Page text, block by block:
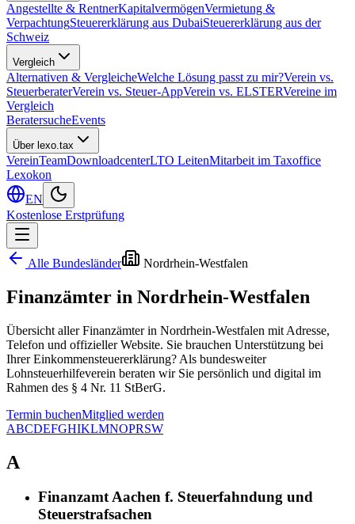
Angestellte & RentnerKapitalvermögenVermietung &
VerpachtungSteuererklärung aus DubaiSteuererklärung aus der
Schweiz
Vergleich
Alternativen & VergleicheWelche Lösung passt zu mir?Verein vs.
SteuerberaterVerein vs. Steuer-AppVerein vs. ELSTERVereine im
Vergleich
BeratersucheEvents
Über lexo.tax
VereinTeamDownloadcenterLTO LeitenMitarbeit im Taxoffice
Lexokon
EN
Kostenlose Erstprüfung
Alle Bundesländer Nordrhein-Westfalen
Finanzämter in Nordrhein-Westfalen
Übersicht aller Finanzämter in Nordrhein-Westfalen mit Adresse,
Telefon und offizieller Website. Sie brauchen Unterstützung bei
Ihrer Einkommensteuererklärung? Als bundesweiter
Lohnsteuerhilfeverein beraten wir Sie persönlich und digital im
Rahmen des § 4 Nr. 11 StBerG.
Termin buchenMitglied werden
ABCDEFGHIKLMNOPRSW
A
Finanzamt Aachen f. Steuerfahndung und
Steuerstrafsachen